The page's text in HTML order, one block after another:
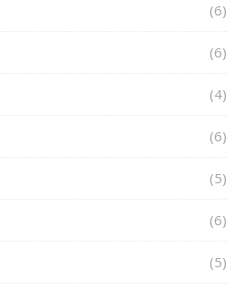
(6)
(6)
(4)
(6)
(5)
(6)
(5)